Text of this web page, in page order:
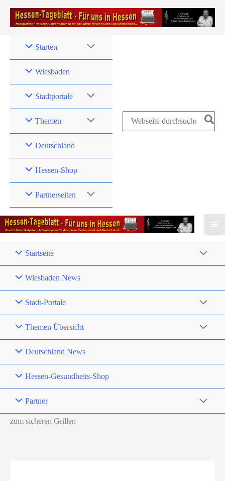
Zum
Inhalt
Starten
Wiesbaden
Stadtportale
Themen
Deutschland
Hessen-Shop
Partnerseiten
Search
Startseite
Wiesbaden News
Stadt-Portale
Themen Übersicht
Deutschland News
Hessen-Gesundheits-Shop
Partner
zum sicheren Grillen